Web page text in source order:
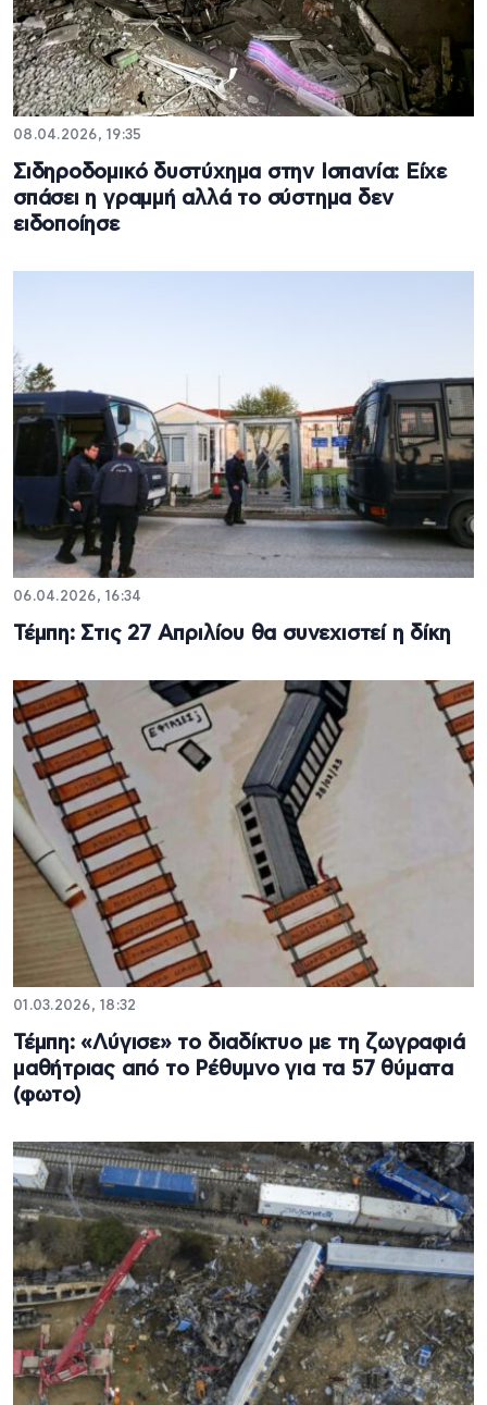
08.04.2026, 19:35
Σιδηροδομικό δυστύχημα στην Ισπανία: Είχε
σπάσει η γραμμή αλλά το σύστημα δεν
ειδοποίησε
06.04.2026, 16:34
Τέμπη: Στις 27 Απριλίου θα συνεχιστεί η δίκη
01.03.2026, 18:32
Τέμπη: «Λύγισε» το διαδίκτυο με τη ζωγραφιά
μαθήτριας από το Ρέθυμνο για τα 57 θύματα
(φωτο)